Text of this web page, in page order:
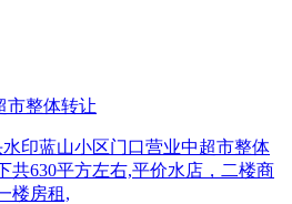
市整体转让
印蓝山小区门口营业中超市整体
共630平方左右,平价水店，二楼商
楼房租,